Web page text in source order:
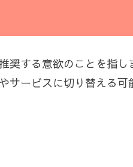
する意欲のことを指し
サービスに切り替える可